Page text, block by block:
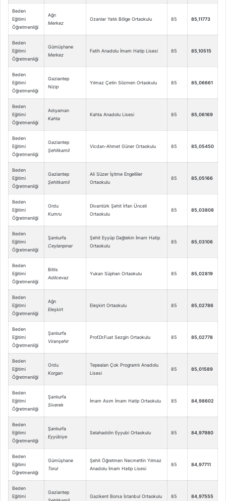
Beden
Eğitimi
Öğretmenliği
Ağrı
Merkez
Ozanlar Yatılı Bölge Ortaokulu 85 85,11773
Beden
Eğitimi
Öğretmenliği
Gümüşhane
Merkez
Fatih Anadolu İmam Hatip Lisesi 85 85,10515
Beden
Eğitimi
Öğretmenliği
Gaziantep
Nizip
Yılmaz Çetin Sözmen Ortaokulu 85 85,06661
Beden
Eğitimi
Öğretmenliği
Adıyaman
Kahta
Kahta Anadolu Lisesi 85 85,06169
Beden
Eğitimi
Öğretmenliği
Gaziantep
Şehitkamil
Vicdan-Ahmet Güner Ortaokulu 85 85,05450
Beden
Eğitimi
Öğretmenliği
Gaziantep
Şehitkamil
Ali Süzer İşitme Engelliler
Ortaokulu
85 85,05166
Beden
Eğitimi
Öğretmenliği
Ordu
Kumru
Divantürk Şehit İrfan Ünceli
Ortaokulu
85 85,03808
Beden
Eğitimi
Öğretmenliği
Şanlıurfa
Ceylanpınar
Şehit Eyyüp Dağtekin İmam Hatip
Ortaokulu
85 85,03106
Beden
Eğitimi
Öğretmenliği
Bitlis
Adilcevaz
Yukarı Süphan Ortaokulu 85 85,02819
Beden
Eğitimi
Öğretmenliği
Ağrı
Eleşkirt
Eleşkirt Ortaokulu 85 85,02786
Beden
Eğitimi
Öğretmenliği
Şanlıurfa
Viranşehir
Prof.Dr.Fuat Sezgin Ortaokulu 85 85,02778
Beden
Eğitimi
Öğretmenliği
Ordu
Korgan
Tepealan Çok Programlı Anadolu
Lisesi
85 85,01589
Beden
Eğitimi
Öğretmenliği
Şanlıurfa
Siverek
İmam Asım İmam Hatip Ortaokulu 85 84,98602
Beden
Eğitimi
Öğretmenliği
Şanlıurfa
Eyyübiye
Selahaddin Eyyubi Ortaokulu 85 84,97980
Beden
Eğitimi
Öğretmenliği
Gümüşhane
Torul
Şehit Öğretmen Necmettin Yılmaz
Anadolu İmam Hatip Lisesi
85 84,97711
Beden
Eğitimi
Gaziantep
Gazikent Borsa İstanbul Ortaokulu 85 84,97555